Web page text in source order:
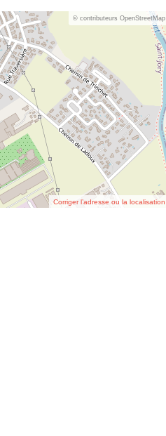
© contributeurs OpenStreetMap
Corriger l’adresse ou la localisation